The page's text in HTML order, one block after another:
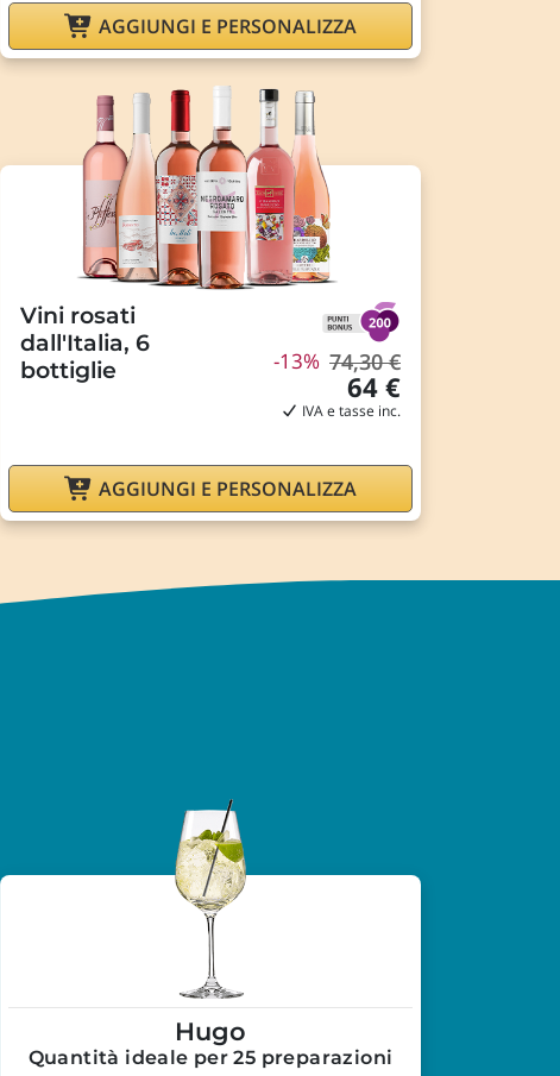
AGGIUNGI E PERSONALIZZA
Vini rosati
dall'Italia, 6
bottiglie
-13% 74,30 €
64 €
IVA e tasse inc.
AGGIUNGI E PERSONALIZZA
Hugo
Quantità ideale per 25 preparazioni